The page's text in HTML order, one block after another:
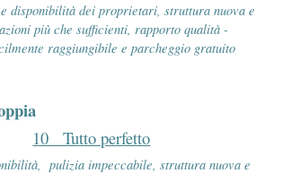
disponibilità dei proprietari, struttura nuova e
più che sufficienti, rapporto qualità -
raggiungibile e parcheggio gratuito
10 Tutto perfetto
pulizia impeccabile, struttura nuova e